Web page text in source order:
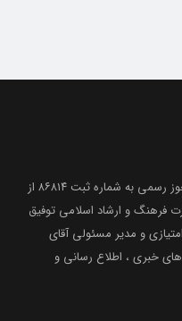
فرهنگ و ارشاد اسلامی توفیق
سال ۱۳۹۹ با صاحب امتیازی و مدیر مسئولی آقای
خبری ، اطلاع رسانی و